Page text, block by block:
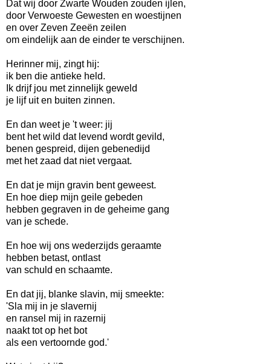
Dat wij door Zwarte Wouden zouden ijlen,
door Verwoeste Gewesten en woestijnen
en over Zeven Zeeën zeilen
om eindelijk aan de einder te verschijnen.
Herinner mij, zingt hij:
ik ben die antieke held.
Ik drijf jou met zinnelijk geweld
je lijf uit en buiten zinnen.
En dan weet je 't weer: jij
bent het wild dat levend wordt gevild,
benen gespreid, dijen gebenedijd
met het zaad dat niet vergaat.
En dat je mijn gravin bent geweest.
En hoe diep mijn geile gebeden
hebben gegraven in de geheime gang
van je schede.
En hoe wij ons wederzijds geraamte
hebben betast, ontlast
van schuld en schaamte.
En dat jij, blanke slavin, mij smeekte:
'Sla mij in je slavernij
en ransel mij in razernij
naakt tot op het bot
als een vertoornde god.'